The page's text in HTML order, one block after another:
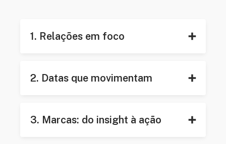
1. Relações em foco
2. Datas que movimentam
3. Marcas: do insight à ação